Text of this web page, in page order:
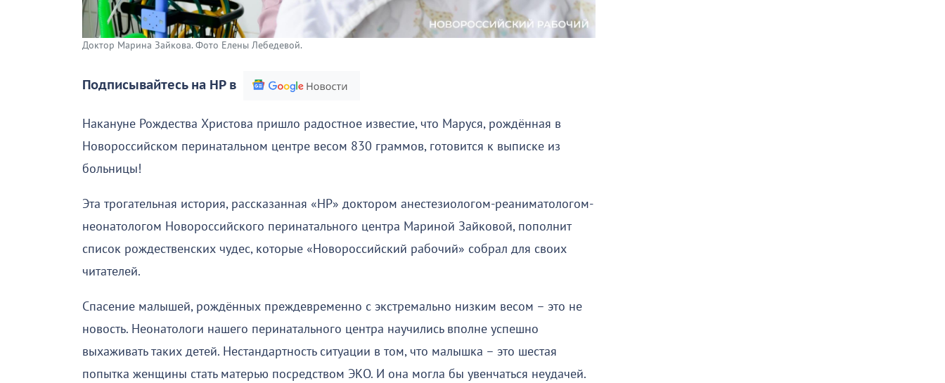
Доктор Марина Зайкова. Фото Елены Лебедевой.
Подписывайтесь на НР в
Накануне Рождества Христова пришло радостное известие, что Маруся, рождённая в
Новороссийском перинатальном центре весом 830 граммов, готовится к выписке из
больницы!
Эта трогательная история, рассказанная «НР» доктором анестезиологом-реаниматологом-
неонатологом Новороссийского перинатального центра Мариной Зайковой, пополнит
список рождественских чудес, которые «Новороссийский рабочий» собрал для своих
читателей.
Спасение малышей, рождённых преждевременно с экстремально низким весом – это не
новость. Неонатологи нашего перинатального центра научились вполне успешно
выхаживать таких детей. Нестандартность ситуации в том, что малышка – это шестая
попытка женщины стать матерью посредством ЭКО. И она могла бы увенчаться неудачей.